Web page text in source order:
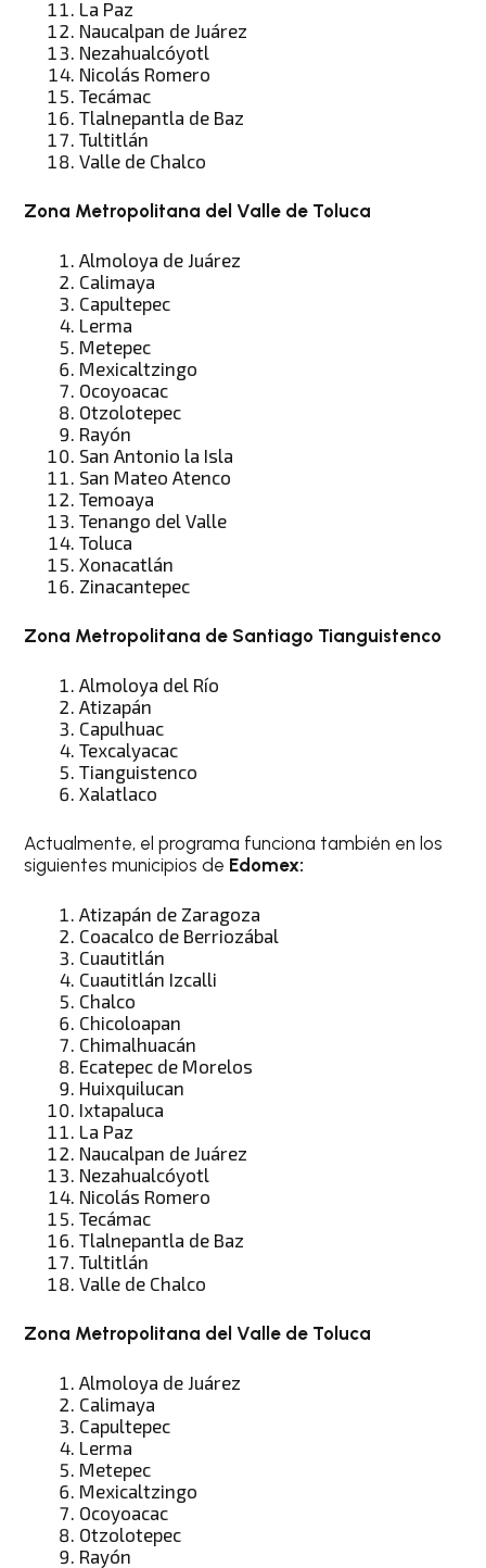
La Paz
Naucalpan de Juárez
Nezahualcóyotl
Nicolás Romero
Tecámac
Tlalnepantla de Baz
Tultitlán
Valle de Chalco
Zona Metropolitana del Valle de Toluca
Almoloya de Juárez
Calimaya
Capultepec
Lerma
Metepec
Mexicaltzingo
Ocoyoacac
Otzolotepec
Rayón
San Antonio la Isla
San Mateo Atenco
Temoaya
Tenango del Valle
Toluca
Xonacatlán
Zinacantepec
Zona Metropolitana de Santiago Tianguistenco
Almoloya del Río
Atizapán
Capulhuac
Texcalyacac
Tianguistenco
Xalatlaco
Actualmente, el programa funciona también en los
siguientes municipios de Edomex:
Atizapán de Zaragoza
Coacalco de Berriozábal
Cuautitlán
Cuautitlán Izcalli
Chalco
Chicoloapan
Chimalhuacán
Ecatepec de Morelos
Huixquilucan
Ixtapaluca
La Paz
Naucalpan de Juárez
Nezahualcóyotl
Nicolás Romero
Tecámac
Tlalnepantla de Baz
Tultitlán
Valle de Chalco
Zona Metropolitana del Valle de Toluca
Almoloya de Juárez
Calimaya
Capultepec
Lerma
Metepec
Mexicaltzingo
Ocoyoacac
Otzolotepec
Rayón